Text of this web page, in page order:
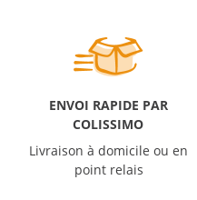
ENVOI RAPIDE PAR
COLISSIMO
Livraison à domicile ou en
point relais